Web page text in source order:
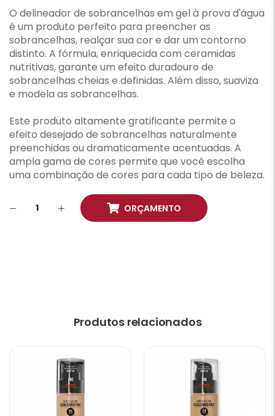
O delineador de sobrancelhas em gel à prova d'água
é um produto perfeito para preencher as
sobrancelhas, realçar sua cor e dar um contorno
distinto. A fórmula, enriquecida com ceramidas
nutritivas, garante um efeito duradouro de
sobrancelhas cheias e definidas. Além disso, suaviza
e modela as sobrancelhas.
Este produto altamente gratificante permite o
efeito desejado de sobrancelhas naturalmente
preenchidas ou dramaticamente acentuadas. A
ampla gama de cores permite que você escolha
uma combinação de cores para cada tipo de beleza.
ORÇAMENTO
Produtos relacionados